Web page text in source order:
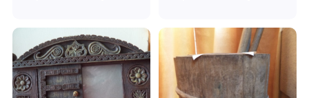
Одеського району
Одеської області
Одеського району
Одеської області